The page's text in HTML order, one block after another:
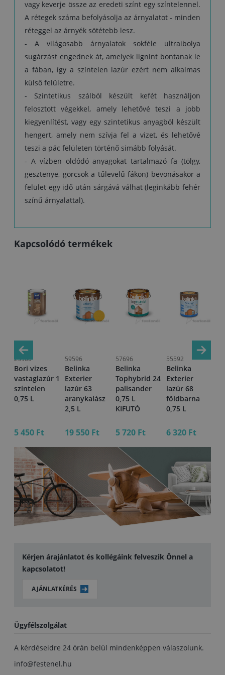
vagy keverje össze az eredeti színt egy színtelennel.
A rétegek száma befolyásolja az árnyalatot - minden
réteggel az árnyék sötétebb lesz.
- A világosabb árnyalatok sokféle ultraibolya
sugárzást engednek át, amelyek lignint bontanak le
a fában, így a színtelen lazúr ezért nem alkalmas
külső felületre.
- Szintetikus szálból készült kefét használjon
felosztott végekkel, amely lehetővé teszi a jobb
kiegyenlítést, vagy egy szintetikus anyagból készült
hengert, amely nem szívja fel a vizet, és lehetővé
teszi a pác felületen történő simább folyását.
- A vízben oldódó anyagokat tartalmazó fa (tölgy,
gesztenye, görcsök a tűlevelű fákon) bevonásakor a
felület egy idő után sárgává válhat (leginkább fehér
színű árnyalattal).
Kapcsolódó termékek
23900
Bori vizes
vastaglazúr 1
színtelen
0,75 L
5 450 Ft
59596
Belinka
Exterier
lazúr 63
aranykalász
2,5 L
19 550 Ft
57696
Belinka
Tophybrid 24
palisander
0,75 L
KIFUTÓ
5 720 Ft
55592
Belinka
Exterier
lazúr 68
földbarna
0,75 L
6 320 Ft
Kérjen árajánlatot és kollégáink felveszik Önnel a
kapcsolatot!
AJÁNLATKÉRÉS
Ügyfélszolgálat
A kérdéseidre 24 órán belül mindenképpen válaszolunk.
info@festenel.hu